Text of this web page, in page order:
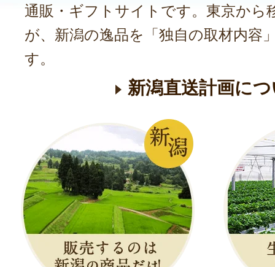
通販・ギフトサイトです。東京から
が、新潟の逸品を「独自の取材内容
す。
新潟直送計画に